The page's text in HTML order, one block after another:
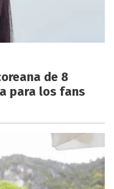
de 8
para los fans